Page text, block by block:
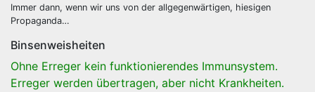
Immer dann, wenn wir uns von der allgegenwärtigen, hiesigen
Propaganda…
Binsenweisheiten
Ohne Erreger kein funktionierendes Immunsystem.
Erreger werden übertragen, aber nicht Krankheiten.